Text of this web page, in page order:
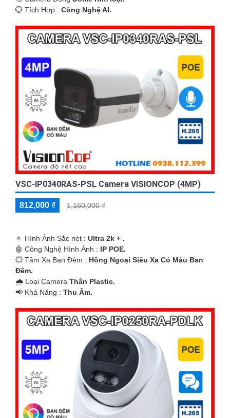
️💮 Tích Hợp : Công Nghệ AI.
VSC-IP0340RAS-PSL Camera VISIONCOP (4MP)
812,000 ₫ 1,160,000 ₫
🔅 Hình Ảnh Sắc nét : Ultra 2k + .
🤖️ Công Nghệ Hình Ảnh : IP POE.
💥 Tầm Xa Ban Đêm : Hồng Ngoại Siêu Xa Có Màu Ban
Ðêm.
🌧️ Loại Camera Thân Plastic.
️📢 Khả Năng : Thu Âm.